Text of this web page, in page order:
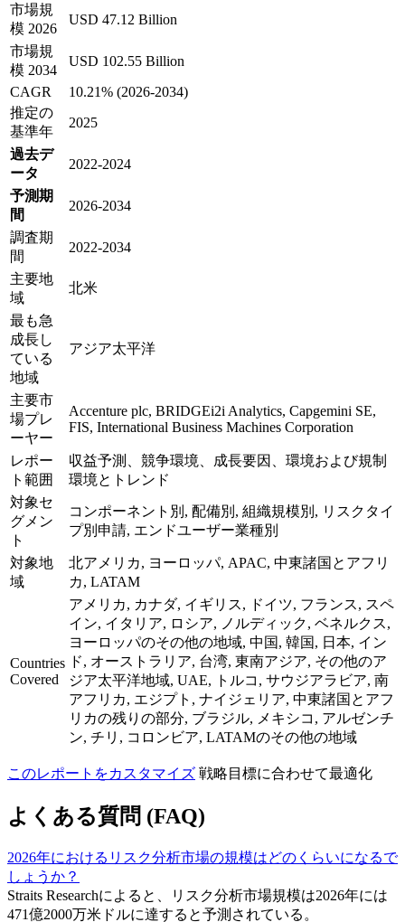
市場規
模 2026
USD 47.12 Billion
市場規
模 2034
USD 102.55 Billion
CAGR
10.21% (2026-2034)
推定の
基準年
2025
過去デ
ータ
2022-2024
予測期
間
2026-2034
調査期
間
2022-2034
主要地
域
北米
最も急
成長し
ている
地域
アジア太平洋
主要市
場プレ
ーヤー
Accenture plc, BRIDGEi2i Analytics, Capgemini SE,
FIS, International Business Machines Corporation
レポー
ト範囲
収益予測、競争環境、成長要因、環境および規制
環境とトレンド
対象セ
グメン
ト
コンポーネント別, 配備別, 組織規模別, リスクタイ
プ別申請, エンドユーザー業種別
対象地
域
北アメリカ, ヨーロッパ, APAC, 中東諸国とアフリ
カ, LATAM
Countries
Covered
アメリカ, カナダ, イギリス, ドイツ, フランス, スペ
イン, イタリア, ロシア, ノルディック, ベネルクス,
ヨーロッパのその他の地域, 中国, 韓国, 日本, イン
ド, オーストラリア, 台湾, 東南アジア, その他のア
ジア太平洋地域, UAE, トルコ, サウジアラビア, 南
アフリカ, エジプト, ナイジェリア, 中東諸国とアフ
リカの残りの部分, ブラジル, メキシコ, アルゼンチ
ン, チリ, コロンビア, LATAMのその他の地域
このレポートをカスタマイズ 戦略目標に合わせて最適化
よくある質問 (FAQ)
2026年におけるリスク分析市場の規模はどのくらいになるで
しょうか？
Straits Researchによると、リスク分析市場規模は2026年には
471億2000万米ドルに達すると予測されている。